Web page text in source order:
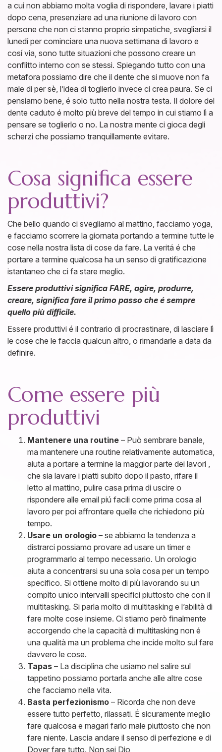
a cui non abbiamo molta voglia di rispondere, lavare i piatti
dopo cena, presenziare ad una riunione di lavoro con
persone che non ci stanno proprio simpatiche, svegliarsi il
lunedí per cominciare una nuova settimana di lavoro e
cosí via, sono tutte situazioni che possono creare un
conflitto interno con se stessi. Spiegando tutto con una
metafora possiamo dire che il dente che si muove non fa
male di per sè, l’idea di toglierlo invece ci crea paura. Se ci
pensiamo bene, é solo tutto nella nostra testa. Il dolore del
dente caduto é molto più breve del tempo in cui stiamo lì a
pensare se toglierlo o no. La nostra mente ci gioca degli
scherzi che possiamo tranquillamente evitare.
Cosa significa essere
produttivi?
Che bello quando ci svegliamo al mattino, facciamo yoga,
e facciamo scorrere la giornata portando a termine tutte le
cose nella nostra lista di cose da fare. La veritá é che
portare a termine qualcosa ha un senso di gratificazione
istantaneo che ci fa stare meglio.
Essere produttivi significa FARE, agire, produrre,
creare, significa fare il primo passo che é sempre
quello più difficile.
Essere produttivi é il contrario di procrastinare, di lasciare lì
le cose che le faccia qualcun altro, o rimandarle a data da
definire.
Come essere più
produttivi
Mantenere una routine – Può sembrare banale,
ma mantenere una routine relativamente automatica,
aiuta a portare a termine la maggior parte dei lavori ,
che sia lavare i piatti subito dopo il pasto, rifare il
letto al mattino, pulire casa prima di uscire o
rispondere alle email piú facili come prima cosa al
lavoro per poi affrontare quelle che richiedono più
tempo.
Usare un orologio – se abbiamo la tendenza a
distrarci possiamo provare ad usare un timer e
programmarlo al tempo necessario. Un orologio
aiuta a concentrarsi su una sola cosa per un tempo
specifico. Si ottiene molto di più lavorando su un
compito unico intervalli specifici piuttosto che con il
multitasking. Si parla molto di multitasking e l’abilità di
fare molte cose insieme. Ci stiamo però finalmente
accorgendo che la capacità di multitasking non é
una qualità ma un problema che incide molto sul fare
davvero le cose.
Tapas – La disciplina che usiamo nel salire sul
tappetino possiamo portarla anche alle altre cose
che facciamo nella vita.
Basta perfezionismo – Ricorda che non deve
essere tutto perfetto, rilassati. É sicuramente meglio
fare qualcosa e magari farlo male piuttosto che non
fare niente. Lascia andare il senso di perfezione e di
Dover fare tutto. Non sei Dio